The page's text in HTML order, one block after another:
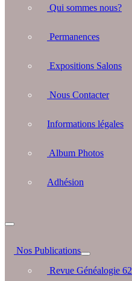
Qui sommes nous?
Permanences
Expositions Salons
Nous Contacter
Informations légales
Album Photos
Adhésion
Nos Publications
Revue Généalogie 62